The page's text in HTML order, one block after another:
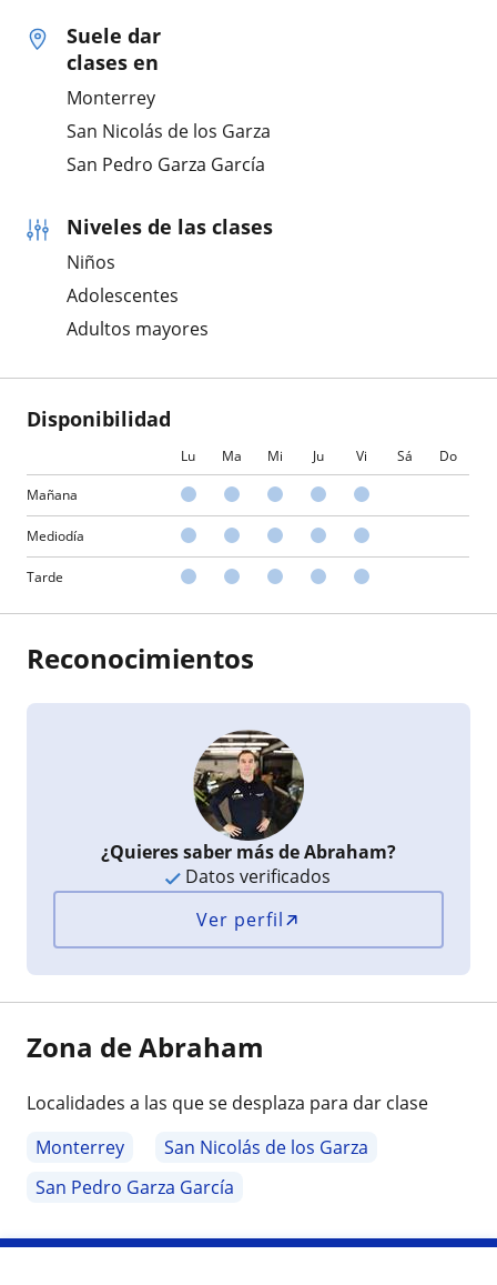
Suele dar
clases en
Monterrey
San Nicolás de los Garza
San Pedro Garza García
Niveles de las clases
Niños
Adolescentes
Adultos mayores
Disponibilidad
Lu Ma Mi Ju Vi Sá Do
Mañana
Mediodía
Tarde
Reconocimientos
¿Quieres saber más de Abraham?
Datos verificados
Ver perfil
Zona de Abraham
Localidades a las que se desplaza para dar clase
Monterrey
San Nicolás de los Garza
San Pedro Garza García